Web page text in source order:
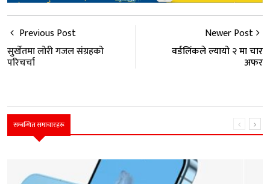
Previous Post
सुर्खेतमा लोरी गजल संग्रहको
परिचर्चा
Newer Post
वर्डलिंकले ल्यायो २ मा चार
अफर
सम्बन्धित समाचारहरू